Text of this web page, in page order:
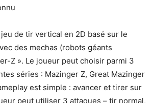
de tir vertical en 2D basé sur le
des mechas (robots géants
Z ». Le joueur peut choisir parmi 3
séries : Mazinger Z, Great Mazinger
est simple : avancer et tirer sur
peut utiliser 3 attaques – tir normal,